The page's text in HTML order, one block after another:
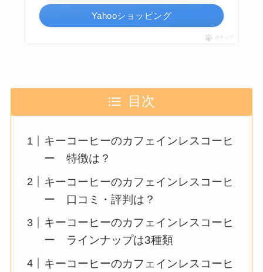
Yahooショッピング
ポチップ
目次
キーコーヒーのカフェインレスコーヒ
ー 特徴は？
キーコーヒーのカフェインレスコーヒ
ー 口コミ・評判は？
キーコーヒーのカフェインレスコーヒ
ー ラインナップは3種類
キーコーヒーのカフェインレスコーヒ